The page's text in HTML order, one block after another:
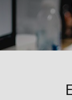
Nos solutions